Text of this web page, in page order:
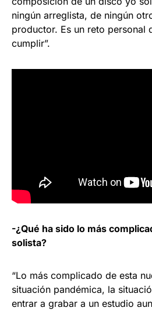
ningún arreglista, de ningún
productor. Es un reto personal
cumplir”.
-¿Qué ha sido lo más
solista?
“Lo más complicado de esta
situación pandémica, la
entrar a grabar a un estudio